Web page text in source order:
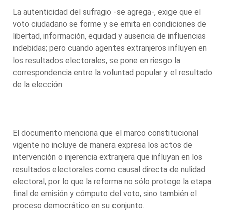
La autenticidad del sufragio -se agrega-, exige que el
voto ciudadano se forme y se emita en condiciones de
libertad, información, equidad y ausencia de influencias
indebidas; pero cuando agentes extranjeros influyen en
los resultados electorales, se pone en riesgo la
correspondencia entre la voluntad popular y el resultado
de la elección.
El documento menciona que el marco constitucional
vigente no incluye de manera expresa los actos de
intervención o injerencia extranjera que influyan en los
resultados electorales como causal directa de nulidad
electoral, por lo que la reforma no sólo protege la etapa
final de emisión y cómputo del voto, sino también el
proceso democrático en su conjunto.